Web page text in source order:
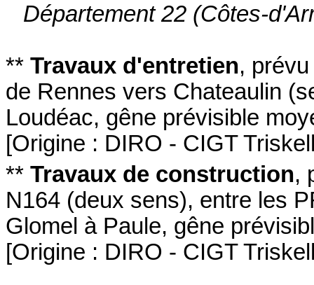
Département 22 (Côtes-
** Travaux d'entretien,
de Rennes vers Chateaulin
Loudéac, gêne prévisible
[Origine : DIRO - CIGT
** Travaux de construction,
N164 (deux sens), entre les
Glomel à Paule, gêne
[Origine : DIRO - CIGT